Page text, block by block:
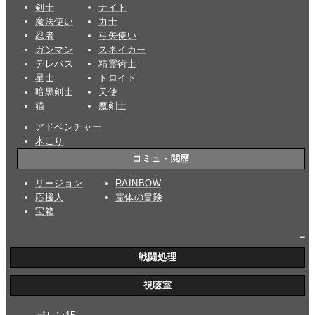
剣士
魔法使い
忍者
ガンマン
テレパス
星士
暗黒剣士
猫
ナイト
力士
弓矢使い
スネイカー
精霊術士
ドロイド
天使
魔剣士
アドベンチャー
木こり
コミュ・閲歴
リージョン
応援人
宝箱
RAINBOW
霊体の冒険
戦闘処理
視聴室